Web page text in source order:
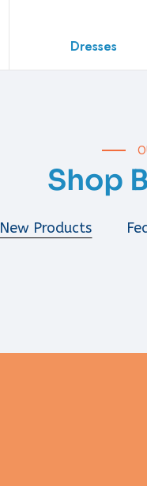
Dresses
Shop
New Products